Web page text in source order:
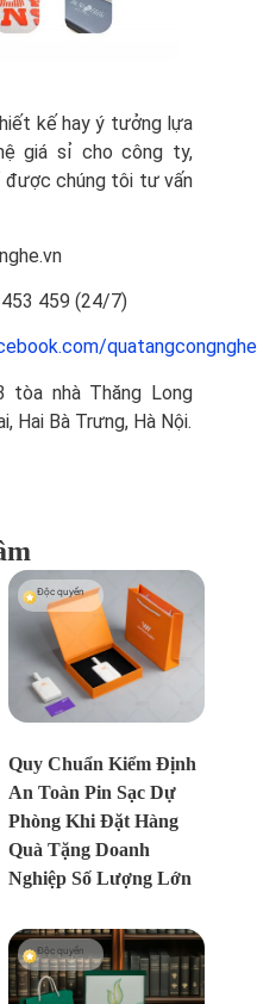
kế hay ý tưởng lựa
giá sỉ cho công ty,
được chúng tôi tư vấn
459 (24/7)
tòa nhà Thăng Long
Hai Bà Trưng, Hà Nội.
Quy Chuẩn Kiểm Định
An Toàn Pin Sạc Dự
Phòng Khi Đặt Hàng
Quà Tặng Doanh
Nghiệp Số Lượng Lớn
Độc quyền
Độc quyền